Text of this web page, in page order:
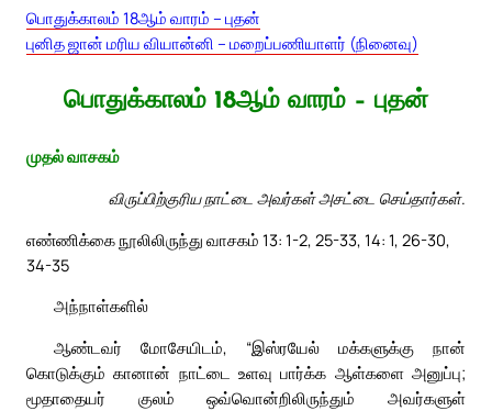
பொதுக்காலம் 18ஆம் வாரம் – புதன்
புனித ஜான் மரிய வியான்னி – மறைப்பணியாளர் (நினைவு)
பொதுக்காலம் 18ஆம் வாரம் – புதன்
முதல் வாசகம்
விருப்பிற்குரிய நாட்டை அவர்கள் அசட்டை செய்தார்கள்.
எண்ணிக்கை நூலிலிருந்து வாசகம் 13: 1-2, 25-33, 14: 1, 26-30,
34-35
அந்நாள்களில்
ஆண்டவர் மோசேயிடம், “இஸ்ரயேல் மக்களுக்கு நான்
கொடுக்கும் கானான் நாட்டை உளவு பார்க்க ஆள்களை அனுப்பு;
மூதாதையர் குலம் ஒவ்வொன்றிலிருந்தும் அவர்களுள்